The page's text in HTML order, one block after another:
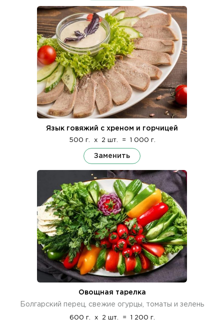
Язык говяжий с хреном и горчицей
500 г. x 2 шт. = 1 000 г.
Заменить
Овощная тарелка
Болгарский перец, свежие огурцы, томаты и зелень
600 г. x 2 шт. = 1 200 г.